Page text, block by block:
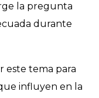
la pregunta
durante
este tema para
influyen en la